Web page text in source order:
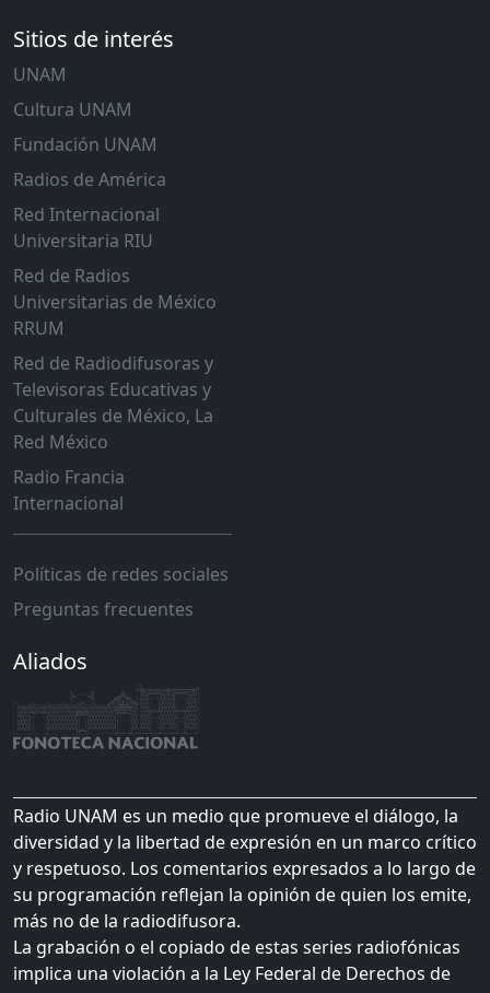
Sitios de interés
UNAM
Cultura UNAM
Fundación UNAM
Radios de América
Red Internacional
Universitaria RIU
Red de Radios
Universitarias de México
RRUM
Red de Radiodifusoras y
Televisoras Educativas y
Culturales de México, La
Red México
Radio Francia
Internacional
Políticas de redes sociales
Preguntas frecuentes
Aliados
Radio UNAM es un medio que promueve el diálogo, la
diversidad y la libertad de expresión en un marco crítico
y respetuoso. Los comentarios expresados a lo largo de
su programación reflejan la opinión de quien los emite,
más no de la radiodifusora.
La grabación o el copiado de estas series radiofónicas
implica una violación a la Ley Federal de Derechos de